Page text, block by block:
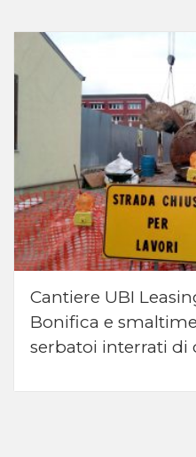
Cantiere UBI
Bonifica e
serbatoi interrati di